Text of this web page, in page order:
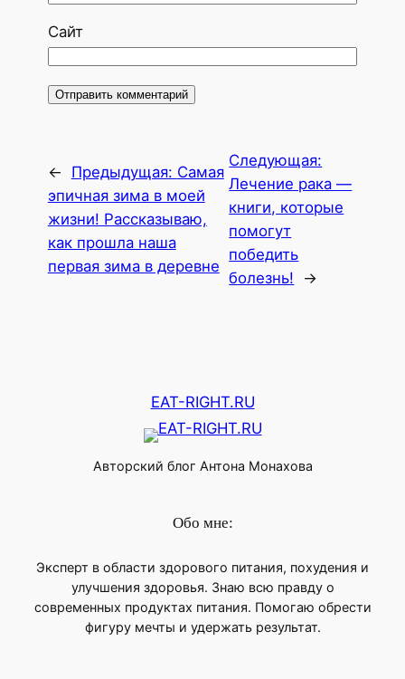
Сайт
← Предыдущая: Самая
эпичная зима в моей
жизни! Рассказываю,
как прошла наша
первая зима в деревне
Следующая:
Лечение рака —
книги, которые
помогут
победить
болезнь!
→
EAT-RIGHT.RU
Авторский блог Антона Монахова
Обо мне:
Эксперт в области здорового питания, похудения и
улучшения здоровья. Знаю всю правду о
современных продуктах питания. Помогаю обрести
фигуру мечты и удержать результат.